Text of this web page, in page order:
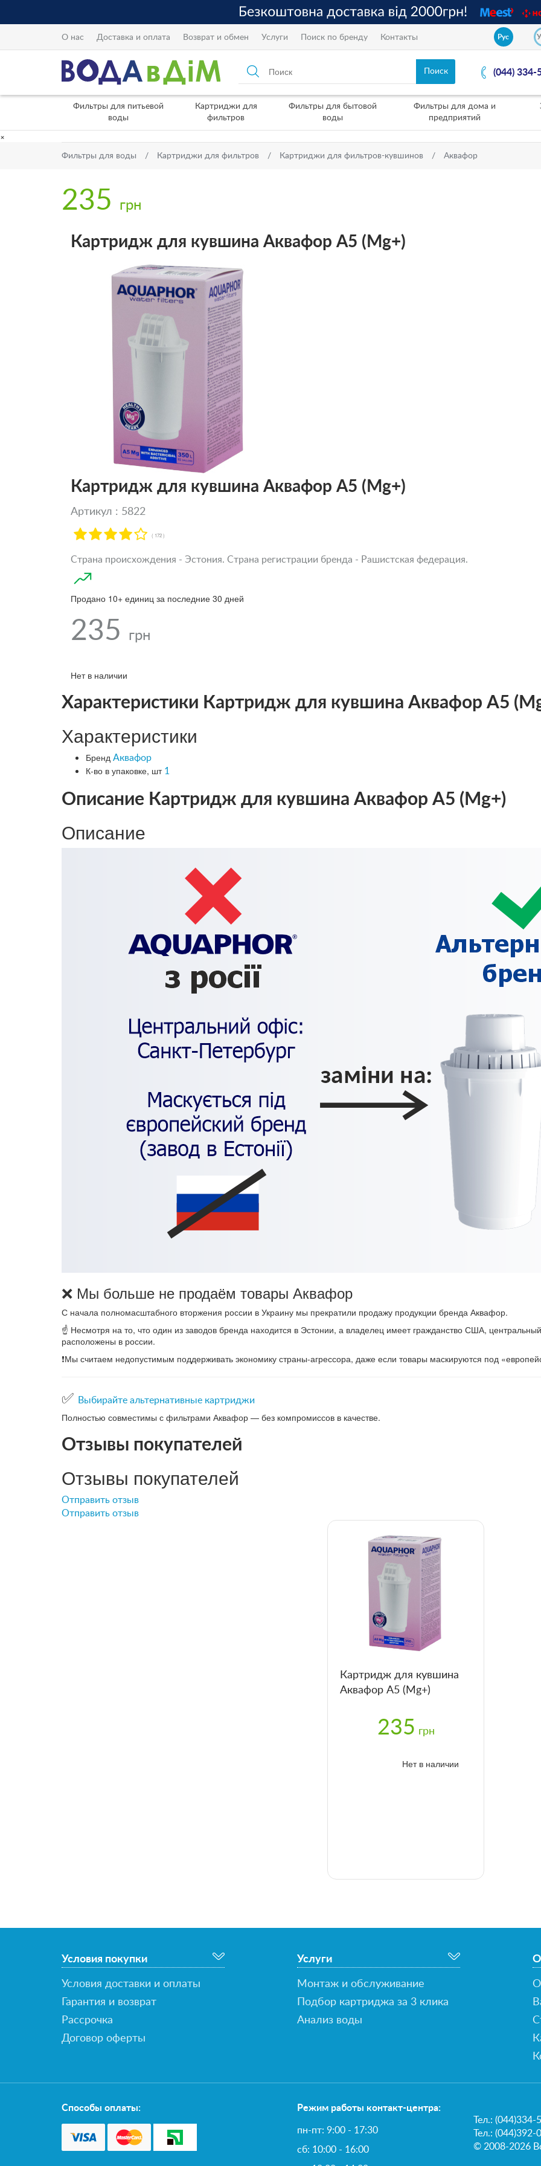
О нас Доставка и оплата Возврат и обмен Услуги Поиск по бренду Контакты Рус
(044) 334-
Фильтры для питьевой
воды
Картриджи для
фильтров
Фильтры для бытовой
воды
Фильтры для дома и
предприятий
×
Фильтры для воды Картриджи для фильтров Картриджи для фильтров-кувшинов Аквафор
235 грн
Картридж для кувшина Аквафор А5 (Mg+)
Картридж для кувшина Аквафор А5 (Mg+)
Артикул : 5822
( 172 )
Страна происхождения - Эстония. Страна регистрации бренда - Рашистская федерация.
Продано 10+ единиц за последние 30 дней
235 грн
Нет в наличии
Характеристики Картридж для кувшина Аквафор А5
Характеристики
Бренд Аквафор
К-во в упаковке, шт 1
Описание Картридж для кувшина Аквафор А5 (Mg+)
Описание
❌ Мы больше не продаём товары Аквафор
С начала полномасштабного вторжения россии в Украину мы прекратили продажу продукции бренда Аквафор.
☝️ Несмотря на то, что один из заводов бренда находится в Эстонии, а владелец имеет гражданство США,
расположены в россии.
❗️Мы считаем недопустимым поддерживать экономику страны-агрессора, даже если товары маскируются под
✅ Выбирайте альтернативные картриджи
Полностью совместимы с фильтрами Аквафор — без компромиссов в качестве.
Отзывы покупателей
Отзывы покупателей
Отправить отзыв
Отправить отзыв
Картридж для кувшина
Аквафор А5 (Mg+)
235 грн
Нет в наличии
Условия покупки
Условия доставки и оплаты
Гарантия и возврат
Рассрочка
Договор оферты
Услуги
Монтаж и обслуживание
Подбор картриджа за 3 клика
Анализ воды
О
О
Способы оплаты: Режим работы контакт-центра:
пн-пт: 9:00 - 17:30
сб: 10:00 - 16:00
Тел.:(044)334-
Тел.: (044)392-
© 2008-2026